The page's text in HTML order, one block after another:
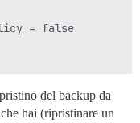
= false
del backup da
hai (ripristinare un